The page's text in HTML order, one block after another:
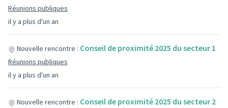
il y a plus d'un an
Réunions publiques
il y a plus d'un an
Nouvelle rencontre : Conseil de proximité 2025 du secteur 1
Réunions publiques
Nouvelle rencontre : Conseil de proximité 2025 du secteur 2